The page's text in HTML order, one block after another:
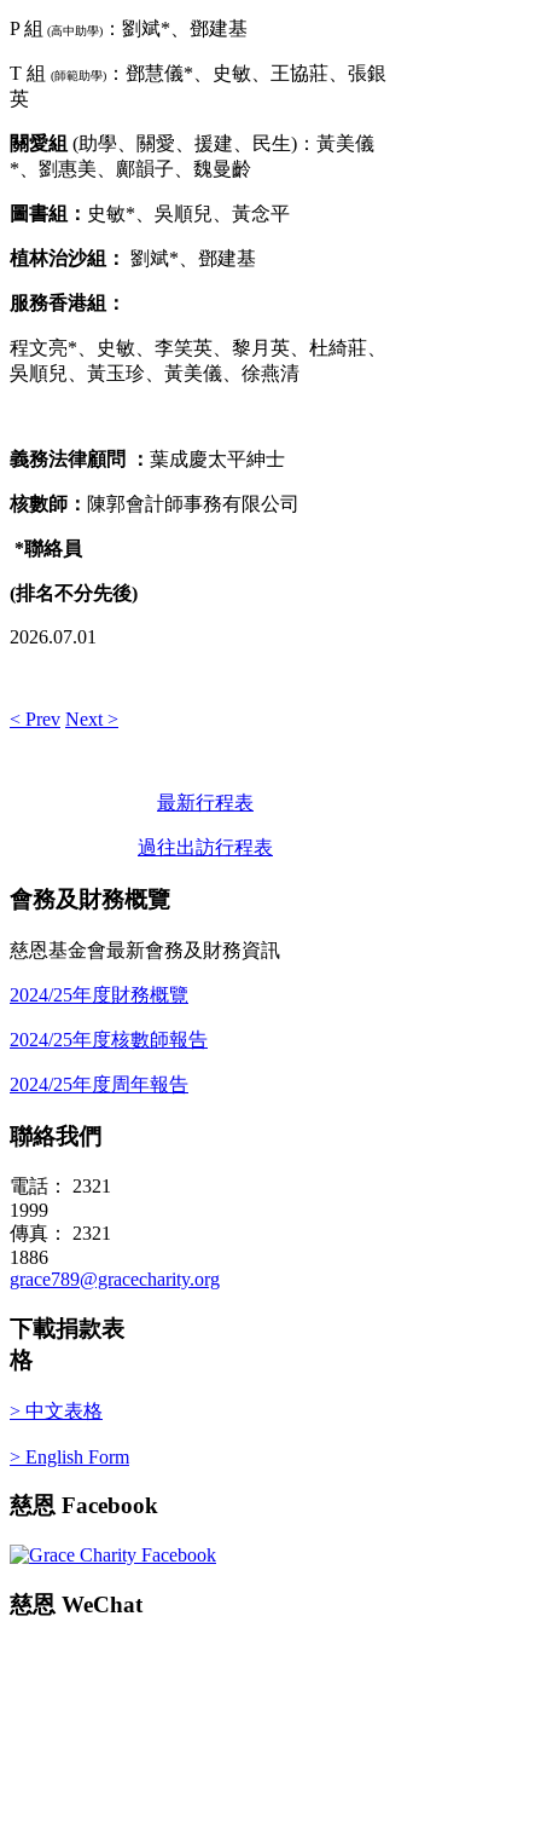
P 組 (高中助學) ：劉斌*、鄧建基
T 組 (師範助學)
：鄧慧儀*、史敏、王協莊、張銀
英
關愛組 (助學、關愛、援建、民生)：黃美儀
*、劉惠美、鄺韻子、魏曼齡
圖書組 ： 史敏*、吳順兒、黃念平
植林治沙組 ： 劉斌*、鄧建基
服務香港組 ：
程文亮*、史敏、李笑英、黎月英、杜綺莊、
吳順兒、黃玉珍、黃美儀、徐燕清
義務法律顧問 ： 葉成慶太平紳士
核數師： 陳郭會計師事務有限公司
*聯絡員
(排名不分先後)
2026.07.01
< Prev Next >
最新行程表
過往出訪行程表
會務及財務概覽
慈恩基金會最新會務及財務資訊
2024/25年度財務概覽
2024/25年度核數師報告
2024/25年度周年報告
聯絡我們
電話： 2321
1999
傳真： 2321
1886
grace789@gracecharity.org
下載捐款表
格
> 中文表格
> English Form
慈恩 Facebook
慈恩 WeChat